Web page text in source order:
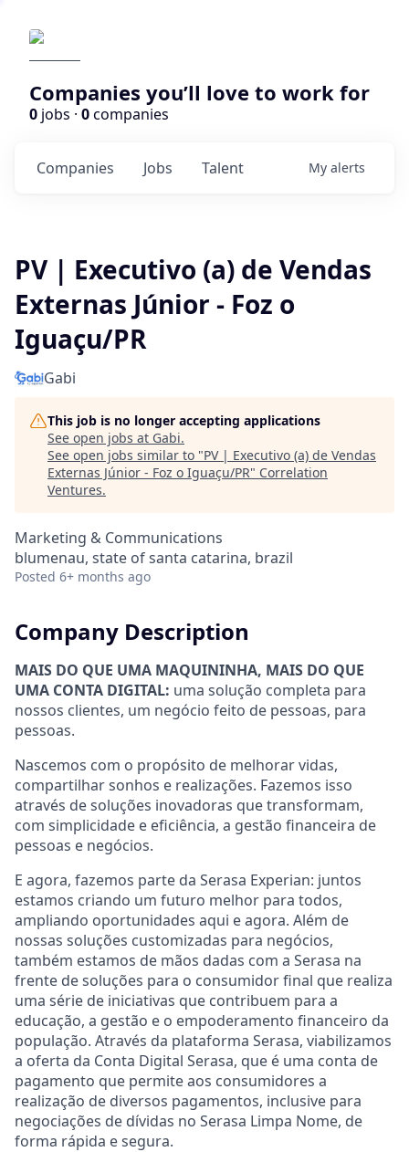
Companies you’ll love to work for
0 jobs · 0companies
Jobs
Companies Talent My alerts
PV | Executivo (a) de Vendas
Externas Júnior - Foz o
Iguaçu/PR
Gabi
This job is no longer accepting applications
See open jobs at Gabi.
See open jobs similar to "PV | Executivo (a) de Vendas
Externas Júnior - Foz o Iguaçu/PR" Correlation
Ventures.
Marketing & Communications
blumenau, state of santa catarina, brazil
Posted 6+ months ago
Company Description
MAIS DO QUE UMA MAQUININHA, MAIS DO QUE
UMA CONTA DIGITAL: uma solução completa para
nossos clientes, um negócio feito de pessoas, para
pessoas.
Nascemos com o propósito de melhorar vidas,
compartilhar sonhos e realizações. Fazemos isso
através de soluções inovadoras que transformam,
com simplicidade e eficiência, a gestão financeira de
pessoas e negócios.
E agora, fazemos parte da Serasa Experian: juntos
estamos criando um futuro melhor para todos,
ampliando oportunidades aqui e agora. Além de
nossas soluções customizadas para negócios,
também estamos de mãos dadas com a Serasa na
frente de soluções para o consumidor final que realiza
uma série de iniciativas que contribuem para a
educação, a gestão e o empoderamento financeiro da
população. Através da plataforma Serasa, viabilizamos
a oferta da Conta Digital Serasa, que é uma conta de
pagamento que permite aos consumidores a
realização de diversos pagamentos, inclusive para
negociações de dívidas no Serasa Limpa Nome, de
forma rápida e segura.